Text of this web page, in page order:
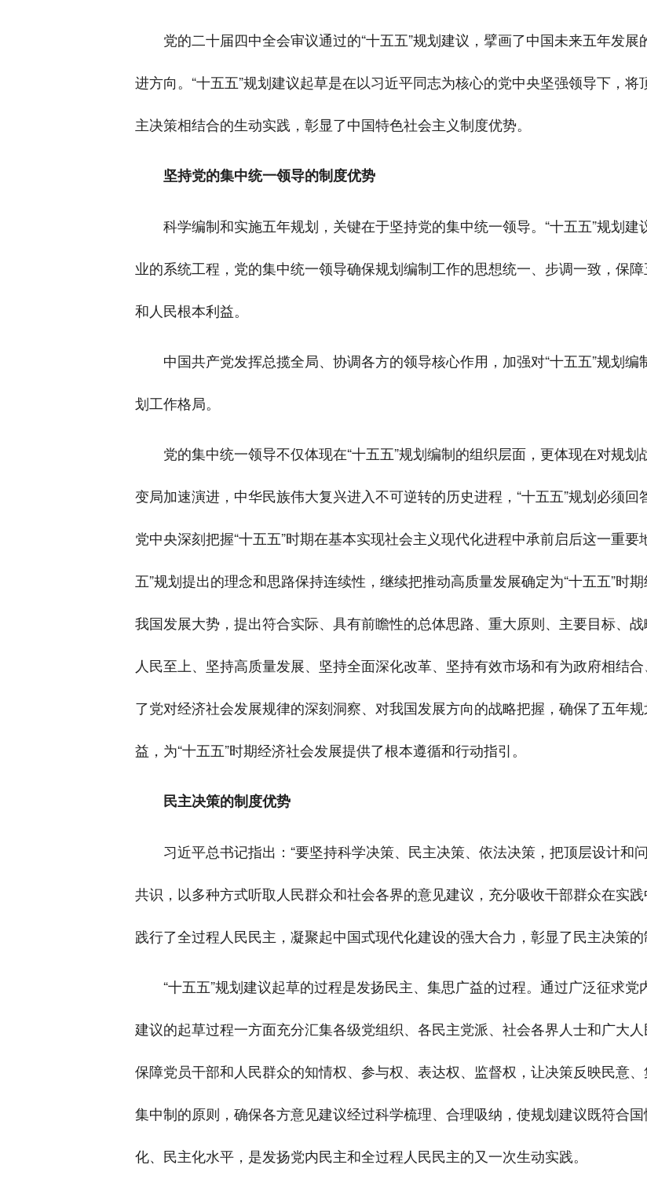
党的二十届四中全会审议通过的“十五五”规划建议，擘画了中国未来五年发
进方向。“十五五”规划建议起草是在以习近平同志为核心的党中央坚强领导下，
主决策相结合的生动实践，彰显了中国特色社会主义制度优势。
坚持党的集中统一领导的制度优势
科学编制和实施五年规划，关键在于坚持党的集中统一领导。“十五五”规划
业的系统工程，党的集中统一领导确保规划编制工作的思想统一、步调一致，保
和人民根本利益。
中国共产党发挥总揽全局、协调各方的领导核心作用，加强对“十五五”规划
划工作格局。
党的集中统一领导不仅体现在“十五五”规划编制的组织层面，更体现在对规
变局加速演进，中华民族伟大复兴进入不可逆转的历史进程，“十五五”规划必须回
党中央深刻把握“十五五”时期在基本实现社会主义现代化进程中承前启后这一重要
五”规划提出的理念和思路保持连续性，继续把推动高质量发展确定为“十五五”时
我国发展大势，提出符合实际、具有前瞻性的总体思路、重大原则、主要目标、
人民至上、坚持高质量发展、坚持全面深化改革、坚持有效市场和有为政府相结
了党对经济社会发展规律的深刻洞察、对我国发展方向的战略把握，确保了五年
益，为“十五五”时期经济社会发展提供了根本遵循和行动指引。
民主决策的制度优势
习近平总书记指出：“要坚持科学决策、民主决策、依法决策，把顶层设计和
共识，以多种方式听取人民群众和社会各界的意见建议，充分吸收干部群众在实
践行了全过程人民民主，凝聚起中国式现代化建设的强大合力，彰显了民主决策的
“十五五”规划建议起草的过程是发扬民主、集思广益的过程。通过广泛征求
建议的起草过程一方面充分汇集各级党组织、各民主党派、社会各界人士和广大
保障党员干部和人民群众的知情权、参与权、表达权、监督权，让决策反映民意
集中制的原则，确保各方意见建议经过科学梳理、合理吸纳，使规划建议既符合
化、民主化水平，是发扬党内民主和全过程人民民主的又一次生动实践。